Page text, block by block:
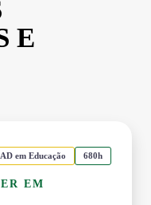
E
em Educação 680h
EM